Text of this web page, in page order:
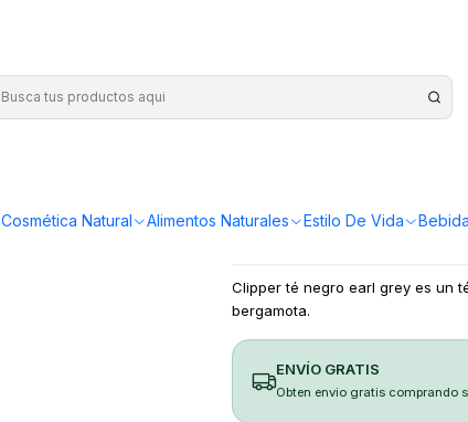
Cosmética Natural Alimentos Naturales Estilo De Vida
¡Compra más y
Clipper té negro earl grey es un
bergamota.
ENVÍO GRATIS
Obten envio gratis comprando